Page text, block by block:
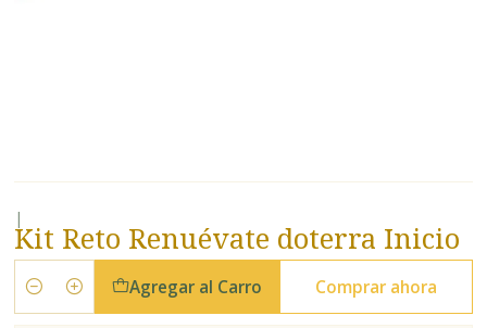
|
Kit Reto Renuévate doterra Inicio
Cantidad
Agregar al Carro Comprar ahora